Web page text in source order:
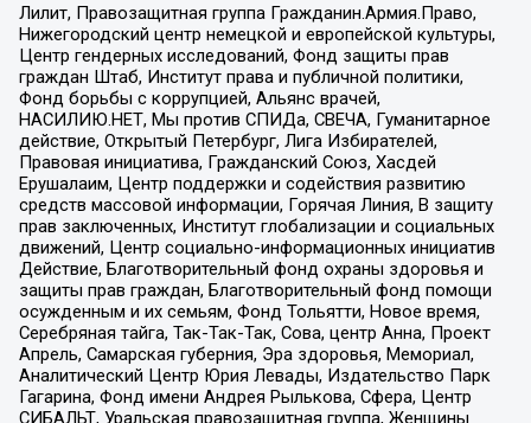
Лилит, Правозащитная группа Гражданин.Армия.Право,
Нижегородский центр немецкой и европейской культуры,
Центр гендерных исследований, Фонд защиты прав
граждан Штаб, Институт права и публичной политики,
Фонд борьбы с коррупцией, Альянс врачей,
НАСИЛИЮ.НЕТ, Мы против СПИДа, СВЕЧА, Гуманитарное
действие, Открытый Петербург, Лига Избирателей,
Правовая инициатива, Гражданский Союз, Хасдей
Ерушалаим, Центр поддержки и содействия развитию
средств массовой информации, Горячая Линия, В защиту
прав заключенных, Институт глобализации и социальных
движений, Центр социально-информационных инициатив
Действие, Благотворительный фонд охраны здоровья и
защиты прав граждан, Благотворительный фонд помощи
осужденным и их семьям, Фонд Тольятти, Новое время,
Серебряная тайга, Так-Так-Так, Сова, центр Анна, Проект
Апрель, Самарская губерния, Эра здоровья, Мемориал,
Аналитический Центр Юрия Левады, Издательство Парк
Гагарина, Фонд имени Андрея Рылькова, Сфера, Центр
СИБАЛЬТ, Уральская правозащитная группа, Женщины